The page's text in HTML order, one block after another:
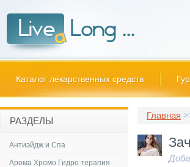
Каталог лекарственных средств
Главная
РАЗДЕЛЫ
Антиэйдж и Спа
Арома Хромо Гидро терапия